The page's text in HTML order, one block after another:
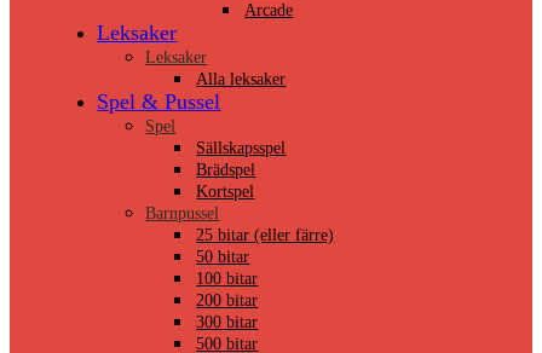
Arcade
Leksaker
Leksaker
Alla leksaker
Spel & Pussel
Spel
Sällskapsspel
Brädspel
Kortspel
Barnpussel
25 bitar (eller färre)
50 bitar
100 bitar
200 bitar
300 bitar
500 bitar